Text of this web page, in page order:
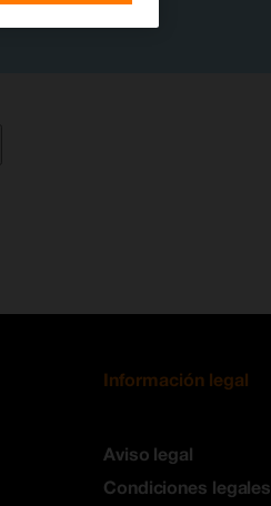
Información legal
Aviso legal
Condiciones legales